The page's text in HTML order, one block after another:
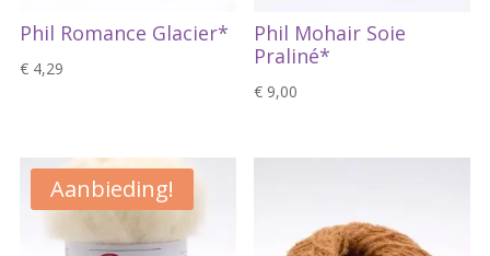
Phil Romance Glacier*
€4,29
Phil Mohair Soie
Praliné*
€ 9,00
Aanbieding!